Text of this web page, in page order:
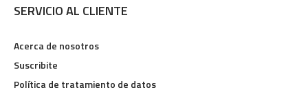
SERVICIO AL CLIENTE
Acerca de nosotros
Suscribite
Política de tratamiento de datos